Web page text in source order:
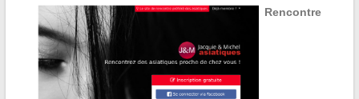
Rencontre